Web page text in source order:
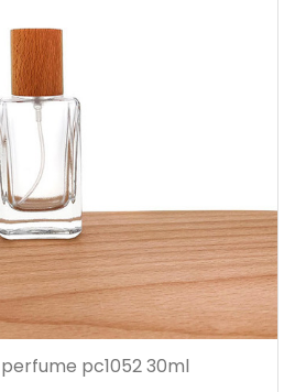
pc1052 30ml